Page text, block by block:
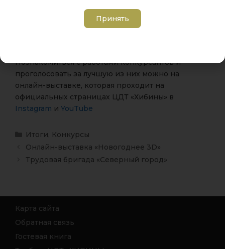
Центр детского творчества «Хибины»
всех ребят за участие и поздравляет девчонок с
Познакомиться с работами конкурсантов и
проголосовать за лучшую из них можно на
онлайн-выставке, которая проходит на
официальных страницах ЦДТ «Хибины» в
Instagram и YouTube
Итоги, Конкурсы
Онлайн-выставка «Новогоднее 3D»
Трудовая бригада «Северный город»
Карта сайта
Обратная связь
Гостевая книга
Принять